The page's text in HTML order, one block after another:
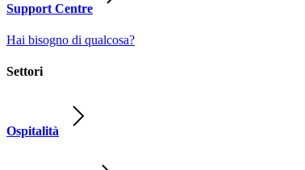
Support Centre
Hai bisogno di qualcosa?
Settori
Ospitalità